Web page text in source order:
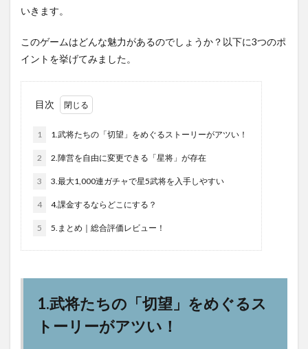
いきます。
このゲームはどんな魅力があるのでしょうか？以下に3つのポ
イントを挙げてみました。
目次
1 1.武将たちの「切望」をめぐるストーリーがアツい！
2 2.陣営を自由に変更できる「星将」が存在
3 3.最大1,000連ガチャで星5武将を入手しやすい
4 4.課金するならどこにする？
5 5.まとめ｜総合評価レビュー！
1.武将たちの「切望」をめぐるス
トーリーがアツい！